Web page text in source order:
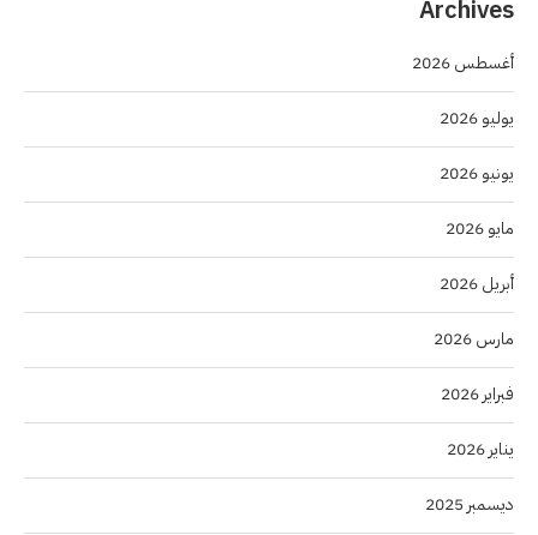
Archives
أغسطس 2026
يوليو 2026
يونيو 2026
مايو 2026
أبريل 2026
مارس 2026
فبراير 2026
يناير 2026
ديسمبر 2025